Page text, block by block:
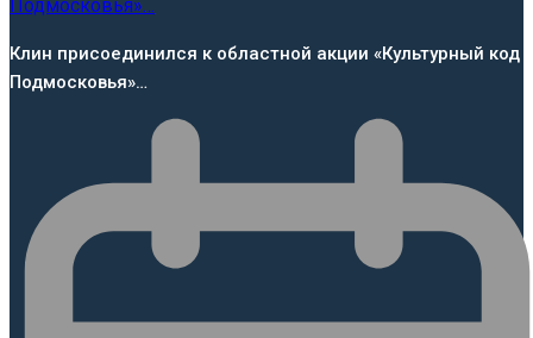
Клин присоединился к областной акции «Культурный код
Подмосковья»…